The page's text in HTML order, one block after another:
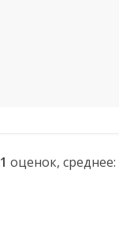
1 оценок, среднее: